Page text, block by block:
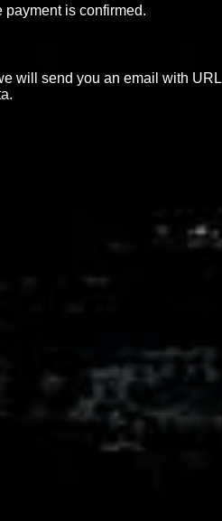
is confirmed.
will send you an email with URL